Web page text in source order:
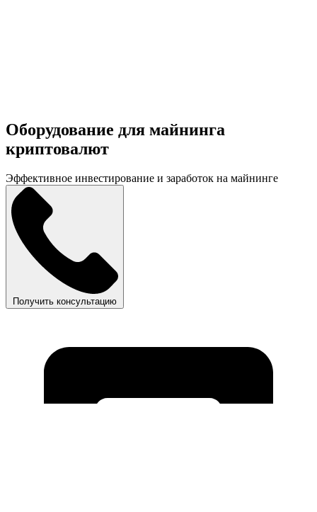
Оборудование для майнинга
криптовалют
Эффективное инвестирование и заработок на майнинге
Получить консультацию